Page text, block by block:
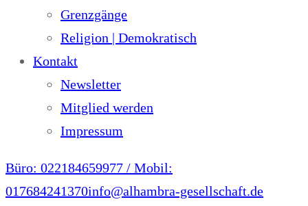
Grenzgänge
Religion | Demokratisch
Kontakt
Newsletter
Mitglied werden
Impressum
Büro: 022184659977 / Mobil:
017684241370info@alhambra-gesellschaft.de